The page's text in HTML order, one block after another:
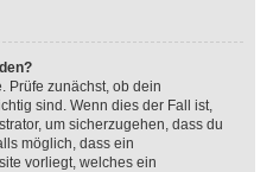
Prüfe zunächst, ob dein
sind. Wenn dies der Fall ist,
um sicherzugehen, dass du
möglich, dass ein
vorliegt, welches ein